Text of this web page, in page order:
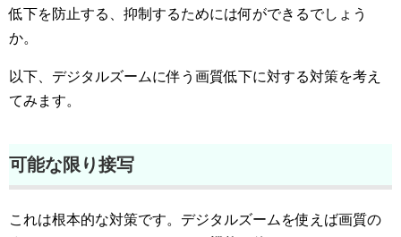
低下を防止する、抑制するためには何ができるでしょう
か。
以下、デジタルズームに伴う画質低下に対する対策を考え
てみます。
可能な限り接写
これは根本的な対策です。デジタルズームを使えば画質の